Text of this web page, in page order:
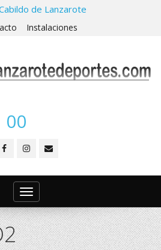
de Lanzarote
Instalaciones
00
Toggle
navigation